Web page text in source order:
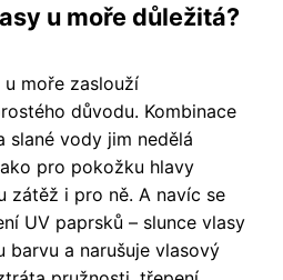
u moře důležitá?
moře zaslouží
důvodu. Kombinace
slané vody jim nedělá
pro pokožku hlavy
zátěž i pro ně. A navíc se
UV paprsků – slunce vlasy
barvu a narušuje vlasový